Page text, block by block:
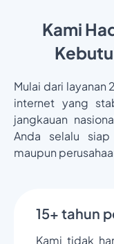
Kami
Mulai dari layanan
internet yang
jangkauan
Anda selalu
maupun
15+ tahun
Kami tidak